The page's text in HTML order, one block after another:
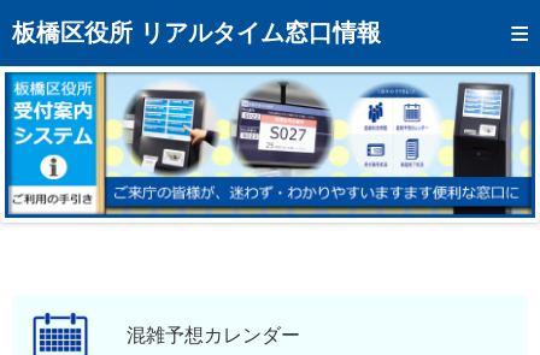
板橋区役所 リアルタイム窓口情報
トップページへ
混雑予想カレンダー
リアルタイム混雑状況
リアルタイム受付番号状況
メール通知登録
モバイルサイト混雑予想カレンダー